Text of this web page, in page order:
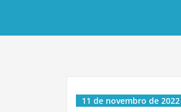
11 de novembro de 2022